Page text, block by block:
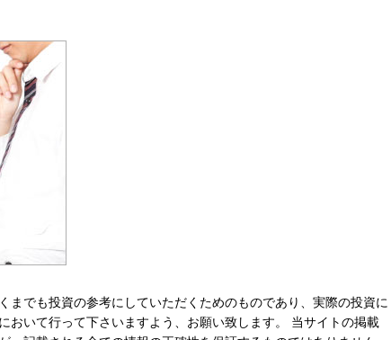
までも投資の参考にしていただくためのものであり、実際の投資に
おいて行って下さいますよう、お願い致します。 当サイトの掲載